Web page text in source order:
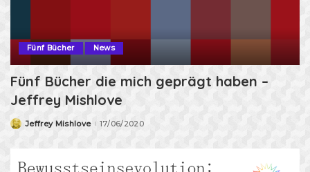
Fünf Bücher News
Fünf Bücher die mich geprägt haben –
Jeffrey Mishlove
Jeffrey Mishlove 17/06/2020